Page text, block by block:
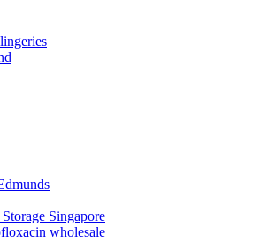
Singapore
wholesale